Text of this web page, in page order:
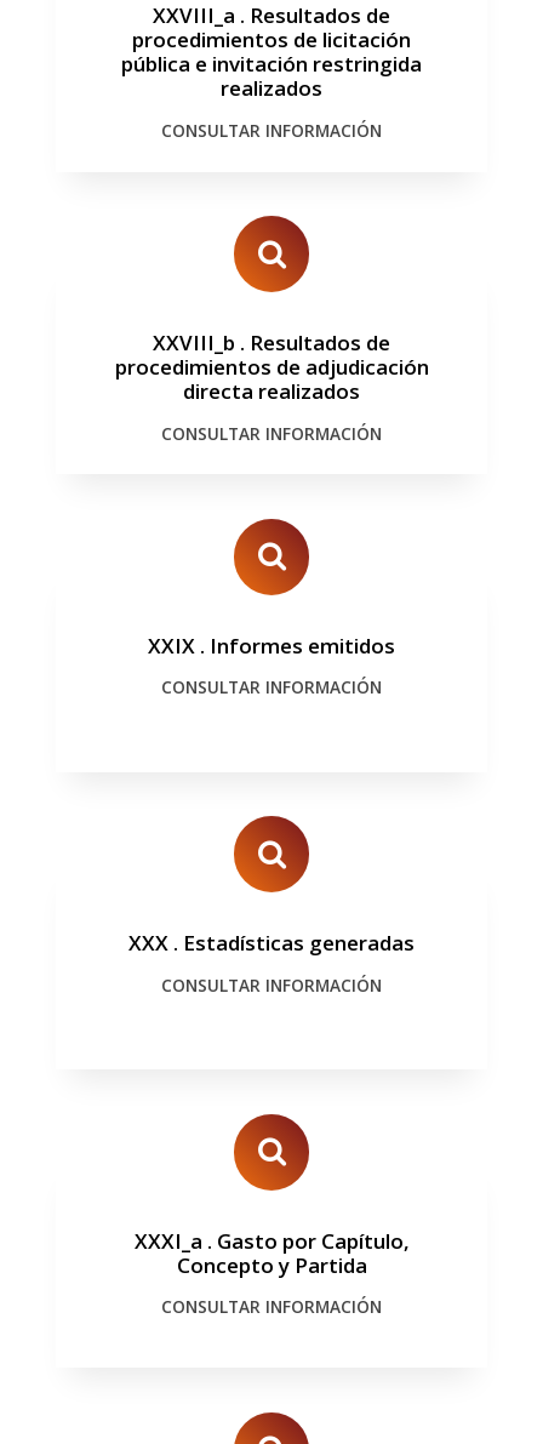
XXVIII_a . Resultados de
procedimientos de licitación
pública e invitación restringida
realizados
CONSULTAR INFORMACIÓN
XXVIII_b . Resultados de
procedimientos de adjudicación
directa realizados
CONSULTAR INFORMACIÓN
XXIX . Informes emitidos
CONSULTAR INFORMACIÓN
XXX . Estadísticas generadas
CONSULTAR INFORMACIÓN
XXXI_a . Gasto por Capítulo,
Concepto y Partida
CONSULTAR INFORMACIÓN